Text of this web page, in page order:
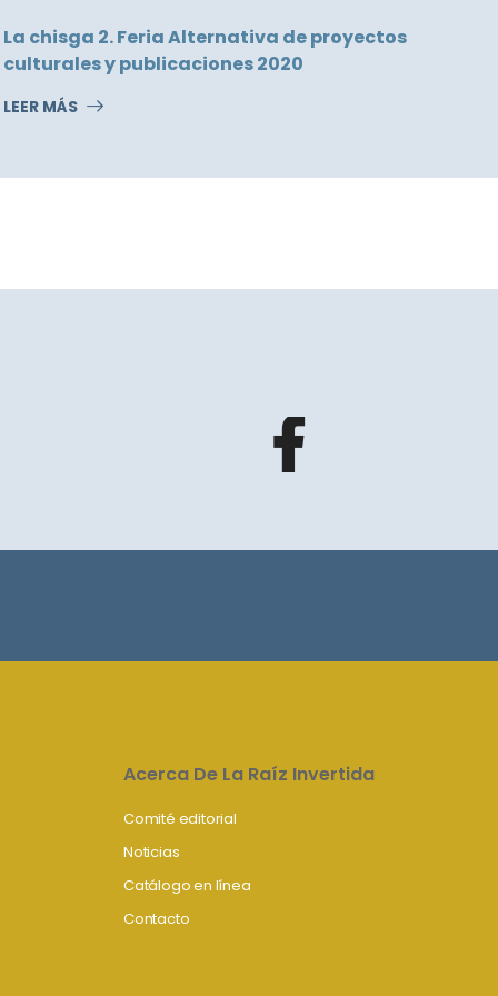
La chisga 2. Feria Alternativa de proyectos
culturales y publicaciones 2020
LEER MÁS
Acerca De La Raíz Invertida
Comité editorial
Noticias
Catálogo en línea
Contacto